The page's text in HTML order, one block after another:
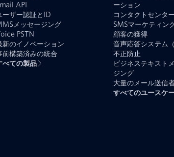
API
ーザー認証とID
メッセージング
PSTN
新のイノベーション
前構築済みの統合
べての製品
ーション
コンタクトセンタ
SMSマーケティン
顧客の獲得
音声応答システム
不正防止
ビジネステキスト
ジング
大量のメール送信
すべてのユースケ